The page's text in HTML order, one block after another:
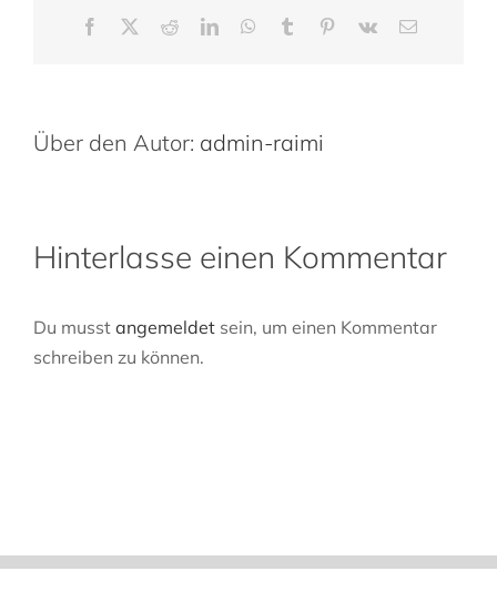
Facebook RedditLinkedInWhatsApp
Tumblr Pinterest
Vk
E-
Über den Autor: admin-raimi
Hinterlasse einen Kommentar
Du musst angemeldet sein, um einen Kommentar
schreiben zu können.